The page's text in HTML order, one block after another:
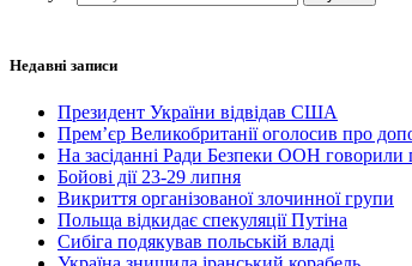
Недавні записи
Президент України відвідав США
Прем’єр Великобританії оголосив про
На засіданні Ради Безпеки ООН говорили
Бойові дії 23-29 липня
Викриття організованої злочинної групи
Польща відкидає спекуляції Путіна
Сибіга подякував польській владі